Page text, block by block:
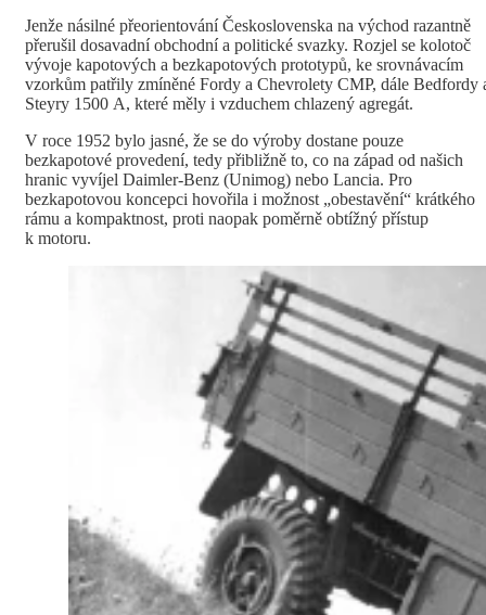
Jenže násilné přeorientování Československa na východ razantně
přerušil dosavadní obchodní a politické svazky. Rozjel se kolotoč
vývoje kapotových a bezkapotových prototypů, ke srovnávacím
vzorkům patřily zmíněné Fordy a Chevrolety CMP, dále Bedfordy
Steyry 1500 A, které měly i vzduchem chlazený agregát.
V roce 1952 bylo jasné, že se do výroby dostane pouze
bezkapotové provedení, tedy přibližně to, co na západ od našich
hranic vyvíjel Daimler-Benz (Unimog) nebo Lancia. Pro
bezkapotovou koncepci hovořila i možnost „obestavění“ krátkého
rámu a kompaktnost, proti naopak poměrně obtížný přístup
k motoru.